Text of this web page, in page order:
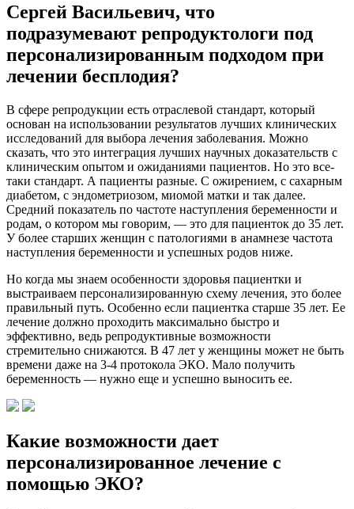
Сергей Васильевич, что
подразумевают репродуктологи под
персонализированным подходом при
лечении бесплодия?
В сфере репродукции есть отраслевой стандарт, который
основан на использовании результатов лучших клинических
исследований для выбора лечения заболевания. Можно
сказать, что это интеграция лучших научных доказательств с
клиническим опытом и ожиданиями пациентов. Но это все-
таки стандарт. А пациенты разные. С ожирением, с сахарным
диабетом, с эндометриозом, миомой матки и так далее.
Средний показатель по частоте наступления беременности и
родам, о котором мы говорим, — это для пациенток до 35 лет.
У более старших женщин с патологиями в анамнезе частота
наступления беременности и успешных родов ниже.
Но когда мы знаем особенности здоровья пациентки и
выстраиваем персонализированную схему лечения, это более
правильный путь. Особенно если пациентка старше 35 лет. Ее
лечение должно проходить максимально быстро и
эффективно, ведь репродуктивные возможности
стремительно снижаются. В 47 лет у женщины может не быть
времени даже на 3-4 протокола ЭКО. Мало получить
беременность — нужно еще и успешно выносить ее.
Какие возможности дает
персонализированное лечение с
помощью ЭКО?